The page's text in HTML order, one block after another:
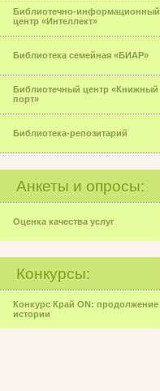
Библиотечно-информационный
центр «Интеллект»
Библиотека семейная «БИАР»
Библиотечный центр «Книжный
порт»
Библиотека-репозитарий
Анкеты и опросы:
Оценка качества услуг
Конкурсы:
Конкурс Край ON: продолжение
истории